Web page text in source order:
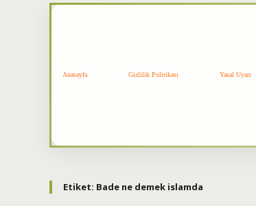
Anasayfa Gizlilik Politikası Yasal Uyarı
Etiket: Bade ne demek islamda